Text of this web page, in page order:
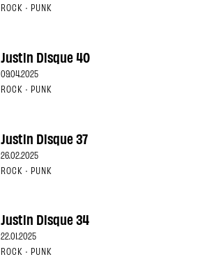
ROCK · PUNK
Justin Disque 40
09.04.2025
ROCK · PUNK
Justin Disque 37
26.02.2025
ROCK · PUNK
Justin Disque 34
22.01.2025
ROCK · PUNK